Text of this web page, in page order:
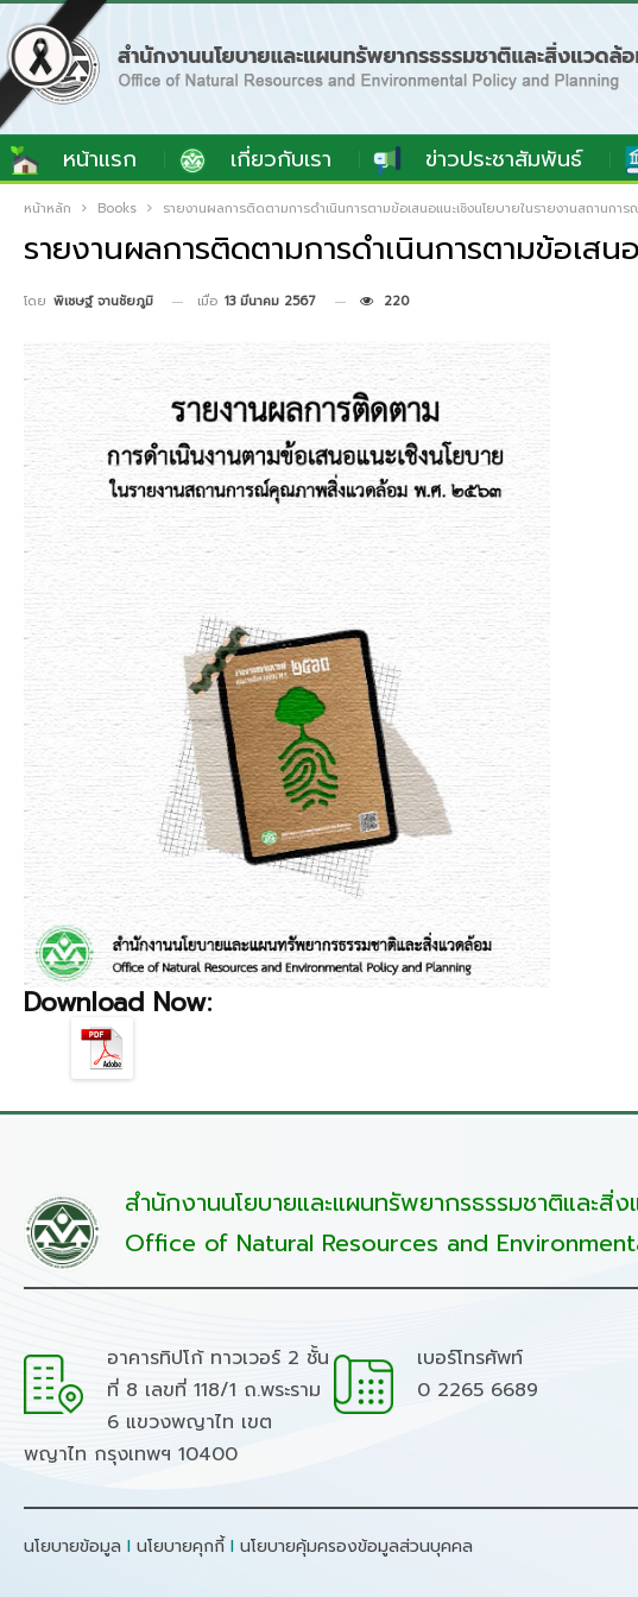
หน้าแรก เกี่ยวกับเรา ข่าวประชาสัมพันธ์
หน้าหลัก Books รายงานผลการติดตามการดำเนินการตามข้อเสนอแนะเชิงนโยบายในรายงานสถาน
รายงานผลการติดตามการดำเนินการตามข้อเ
โดย พิเชษฐ์ จานชัยภูมิ เมื่อ 13 มีนาคม 2567 220
Download Now:
สำนักงานนโยบายและแผนทรัพยากรธรรมชาติและสิ่
Office of Natural Resources and
อาคารทิปโก้ ทาวเวอร์ 2 ชั้น
ที่ 8 เลขที่ 118/1 ถ.พระราม
6 แขวงพญาไท เขต
พญาไท กรุงเทพฯ 10400
เบอร์โทรศัพท์
0 2265 6689
นโยบายข้อมูล I นโยบายคุกกี้ I นโยบายคุ้มครองข้อมูลส่วนบุคคล